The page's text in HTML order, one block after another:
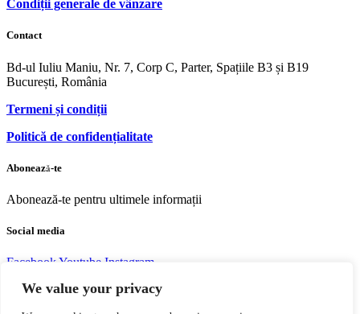
We value your privacy
Condiții generale de vânzare
Contact
Bd-ul Iuliu Maniu, Nr. 7, Corp C, Parter, Spațiile B3 și B19
București, România
Termeni și condiții
Politică de confidențialitate
Abonează-te
Abonează-te pentru ultimele informații
Social media
FacebookYoutube Instagram